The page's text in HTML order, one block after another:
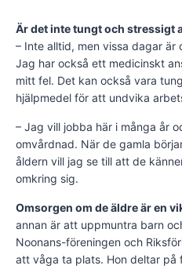
Är det inte tungt och stressigt
– Inte alltid, men vissa dagar
Jag har också ett medicinskt
mitt fel. Det kan också vara
hjälpmedel för att undvika
– Jag vill jobba här i många år
omvårdnad. När de gamla
åldern vill jag se till att de
omkring sig.
Omsorgen om de äldre är en
annan är att uppmuntra barn
Noonans-föreningen och
att våga ta plats. Hon deltar på